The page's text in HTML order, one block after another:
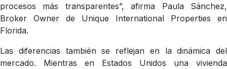
procesos más transparentes”, afirma Paula Sánchez,
Broker Owner de Unique International Properties en
Florida.
Las diferencias también se reflejan en la dinámica del
mercado. Mientras en Estados Unidos una vivienda